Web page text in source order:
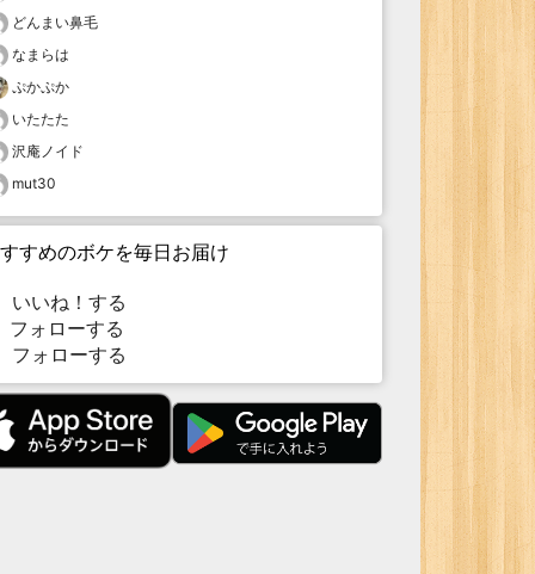
どんまい鼻毛
なまらは
ぷかぷか
いたたた
沢庵ノイド
mut30
すめのボケを毎日お届け
いいね！する
ォローする
フォローする